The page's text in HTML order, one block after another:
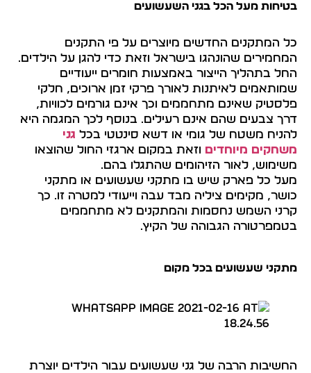
בטיחות מעל הכל בגני השעשועים
כל המתקנים החדשים מיוצרים על פי התקנים
המחמירים שהונהגו בישראל וזאת כדי להגן על הילדים.
החל בתהליך הייצור באמצעות חומרים ייעודיים
שמותאמים לאיתנות לאורך פרקי זמן ארוכים, חלקי
פלסטיק שאינם מתחממים וכך אינם גורמים לכוויות,
דרך צבעים שהם אינם רעילים. בנוסף לכך המגמה היא
להניח משטח של גומי או דשא סינטטי בכל גני
משחקים מיוחדים וזאת במקום ארגזי החול שהוצאו
משימוש, לאור הזיהומים שהתגלו בהם.
מעל כל פארק שיש בו מתקני שעשועים או מתקני
כושר, מקימים ציליה מבד עבה וייעודי למטרה זו. כך
קרני השמש נחסמות והמתקנים לא מתחממים
בטמפרטורה הגבוהה של הקיץ.
מתקני שעשועים בכל מקום
החשיבות הרבה של גני שעשועים עבור הילדים יוצרת